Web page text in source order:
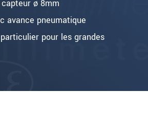
ø 8mm
avance pneumatique
pour les grandes